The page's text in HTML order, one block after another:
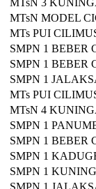
MTsN MODEL
MTs PUI
SMPN 1 BEBER
SMPN 1 BEBER
SMPN 1
MTs PUI
MTsN 4
SMPN 1
SMPN 1 BEBER
SMPN 1
SMPN 1
SMPN 1